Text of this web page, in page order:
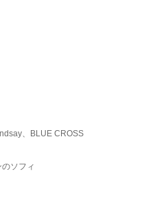
、BLUE CROSS
ソフィ